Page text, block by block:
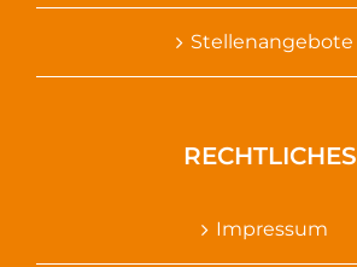
Stellenangebote
RECHTLICHES
Impressum